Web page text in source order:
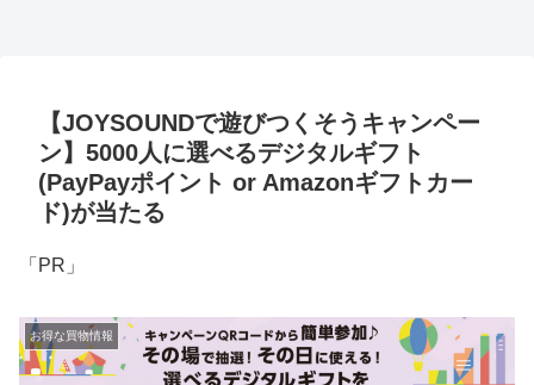
【JOYSOUNDで遊びつくそうキャンペー
ン】5000人に選べるデジタルギフト
(PayPayポイント or Amazonギフトカー
ド)が当たる
「PR」
お得な買物情報